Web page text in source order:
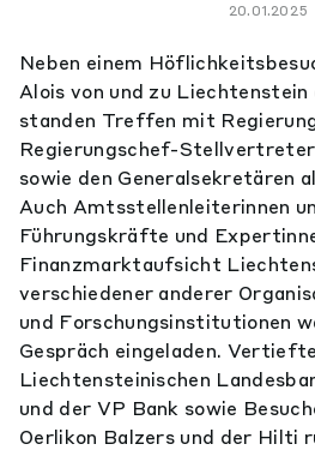
20.01.2025
Neben einem
Alois von und zu Liechtenstein
standen Treffen mit
Regierungschef-
sowie den Generalsekretären
Auch Amtsstellenleiterinnen
Führungskräfte und
Finanzmarktaufsicht
verschiedener anderer
und Forschungsinstitutionen
Gespräch eingeladen.
Liechtensteinischen
und der VP Bank sowie
Oerlikon Balzers und der Hilti